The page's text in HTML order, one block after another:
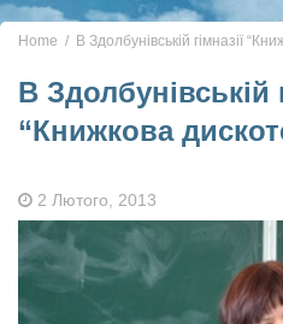
Home В Здолбунівській гімназії
В Здолбунівській
“Книжкова
2 Лютого, 2013